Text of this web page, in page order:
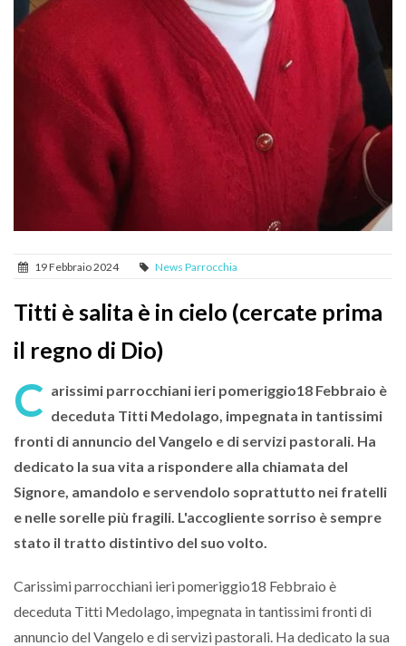
19 Febbraio 2024 News Parrocchia
Titti è salita è in cielo (cercate prima
il regno di Dio)
C arissimi parrocchiani ieri pomeriggio18 Febbraio è
deceduta Titti Medolago, impegnata in tantissimi
fronti di annuncio del Vangelo e di servizi pastorali. Ha
dedicato la sua vita a rispondere alla chiamata del
Signore, amandolo e servendolo soprattutto nei fratelli
e nelle sorelle più fragili. L'accogliente sorriso è sempre
stato il tratto distintivo del suo volto.
Carissimi parrocchiani ieri pomeriggio18 Febbraio è
deceduta Titti Medolago, impegnata in tantissimi fronti di
annuncio del Vangelo e di servizi pastorali. Ha dedicato la sua